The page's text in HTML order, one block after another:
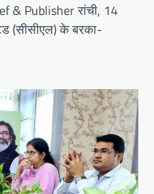
& Publisher रांची, 14
(सीसीएल) के बरका-